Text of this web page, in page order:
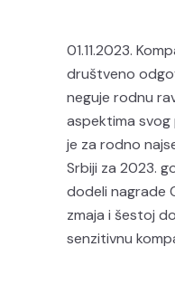
01.11.2023.
društveno
neguje rodnu
aspektima svog
je za rodno
Srbiji za 2023.
dodeli nagrade
zmaja i šestoj
senzitivnu